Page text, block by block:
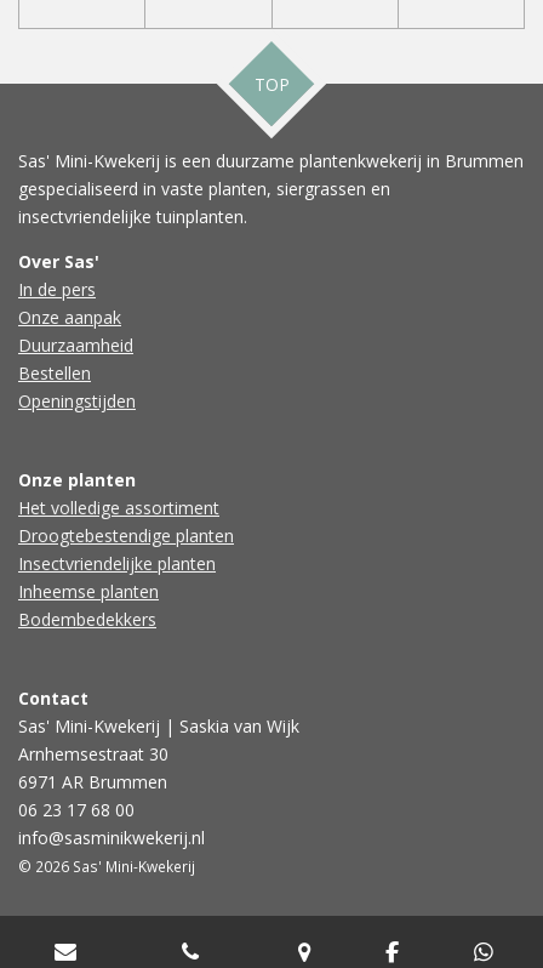
TOP
Sas' Mini-Kwekerij is een duurzame plantenkwekerij in Brummen
gespecialiseerd in vaste planten, siergrassen en
insectvriendelijke tuinplanten.
Over Sas'
In de pers
Onze aanpak
Duurzaamheid
Bestellen
Openingstijden
Onze planten
Het volledige assortiment
Droogtebestendige planten
Insectvriendelijke planten
Inheemse planten
Bodembedekkers
Contact
Sas' Mini-Kwekerij | Saskia van Wijk
Arnhemsestraat 30
6971 AR Brummen
06 23 17 68 00
info@sasminikwekerij.nl
© 2026 Sas' Mini-Kwekerij